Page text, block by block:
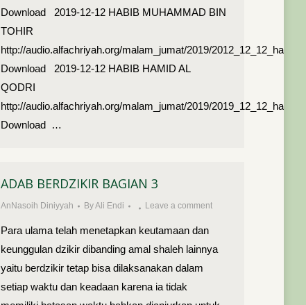
Download 2019-12-12 HABIB MUHAMMAD BIN
TOHIR
http://audio.alfachriyah.org/malam_jumat/2019/
Download 2019-12-12 HABIB HAMID AL
QODRI
http://audio.alfachriyah.org/malam_jumat/2019/
Download …
ADAB BERDZIKIR BAGIAN 3
AnNasoih Diniyyah ByAli Endi Leave a comment
Para ulama telah menetapkan keutamaan dan
keunggulan dzikir dibanding amal shaleh lainnya
yaitu berdzikir tetap bisa dilaksanakan dalam
setiap waktu dan keadaan karena ia tidak